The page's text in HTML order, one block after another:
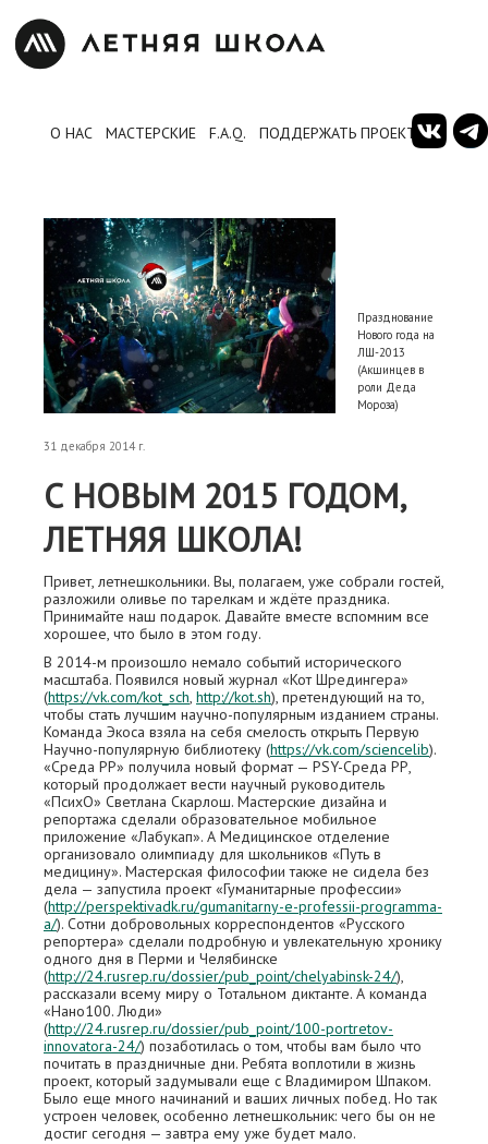
О НАС МАСТЕРСКИЕ F.A.Q. ПОДДЕРЖАТЬ ПРОЕКТ
Празднование
Нового года на
ЛШ-2013
(Акшинцев в
роли Деда
Мороза)
31 декабря 2014 г.
С НОВЫМ 2015 ГОДОМ,
ЛЕТНЯЯ ШКОЛА!
Привет, летнешкольники. Вы, полагаем, уже собрали гостей,
разложили оливье по тарелкам и ждёте праздника.
Принимайте наш подарок. Давайте вместе вспомним все
хорошее, что было в этом году.
В 2014-м произошло немало событий исторического
масштаба. Появился новый журнал «Кот Шредингера»
(https://vk.com/kot_sch, http://kot.sh), претендующий на то,
чтобы стать лучшим научно-популярным изданием страны.
Команда Экоса взяла на себя смелость открыть Первую
Научно-популярную библиотеку (https://vk.com/sciencelib).
«Среда РР» получила новый формат — PSY-Cреда РР,
который продолжает вести научный руководитель
«ПсихО» Светлана Скарлош. Мастерские дизайна и
репортажа сделали образовательное мобильное
приложение «Лабукап». А Медицинское отделение
организовало олимпиаду для школьников «Путь в
медицину». Мастерская философии также не сидела без
дела — запустила проект «Гуманитарные профессии»
(http://perspektivadk.ru/gumanitarny-e-professii-programma-
a/). Сотни добровольных корреспондентов «Русского
репортера» сделали подробную и увлекательную хронику
одного дня в Перми и Челябинске
(http://24.rusrep.ru/dossier/pub_point/chelyabinsk-24/),
рассказали всему миру о Тотальном диктанте. А команда
«Нано100. Люди»
(http://24.rusrep.ru/dossier/pub_point/100-portretov-
innovatora-24/) позаботилась о том, чтобы вам было что
почитать в праздничные дни. Ребята воплотили в жизнь
проект, который задумывали еще с Владимиром Шпаком.
Было еще много начинаний и ваших личных побед. Но так
устроен человек, особенно летнешкольник: чего бы он не
достиг сегодня — завтра ему уже будет мало.